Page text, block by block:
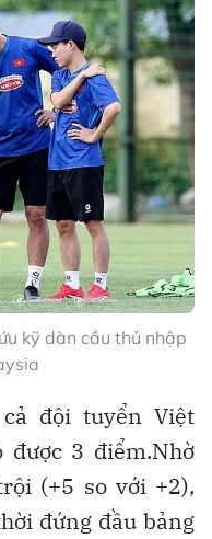
kỹ dàn cầu thủ nhập
đội tuyển Việt
được 3 điểm.Nhờ
(+5 so với +2),
đứng đầu bảng